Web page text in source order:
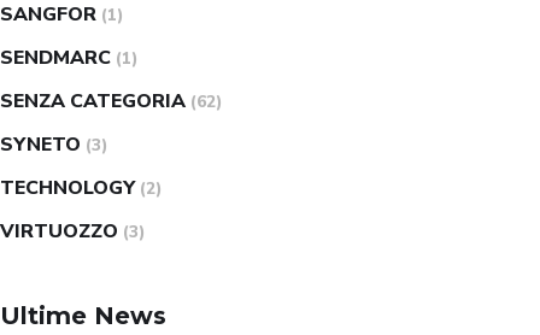
SANGFOR (1)
SENDMARC (1)
SENZA CATEGORIA (62)
SYNETO (3)
TECHNOLOGY (2)
VIRTUOZZO (3)
Ultime News